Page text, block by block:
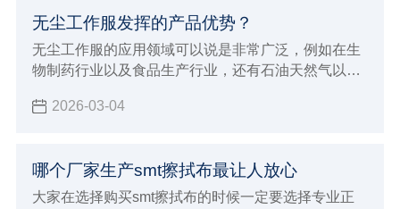
无尘工作服发挥的产品优势？
无尘工作服的应用领域可以说是非常广泛，例如在生
物制药行业以及食品生产行业，还有石油天然气以及
工要求，在进行穿着的时候非常贴身舒适，而且能够
的优点，在进行应用的过程当中也能够展现出非常多
的产品优势，可以满足各种不同环境的严苛要求。
2026-03-04
哪个厂家生产smt擦拭布最让人放心
大家在选择购买smt擦拭布的时候一定要选择专业正